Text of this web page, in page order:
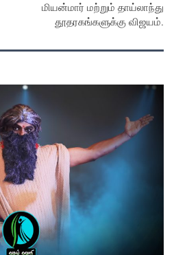
மியன்மார் மற்றும் தாய்லாந்து
தூதரகங்களுக்கு விஜயம்.